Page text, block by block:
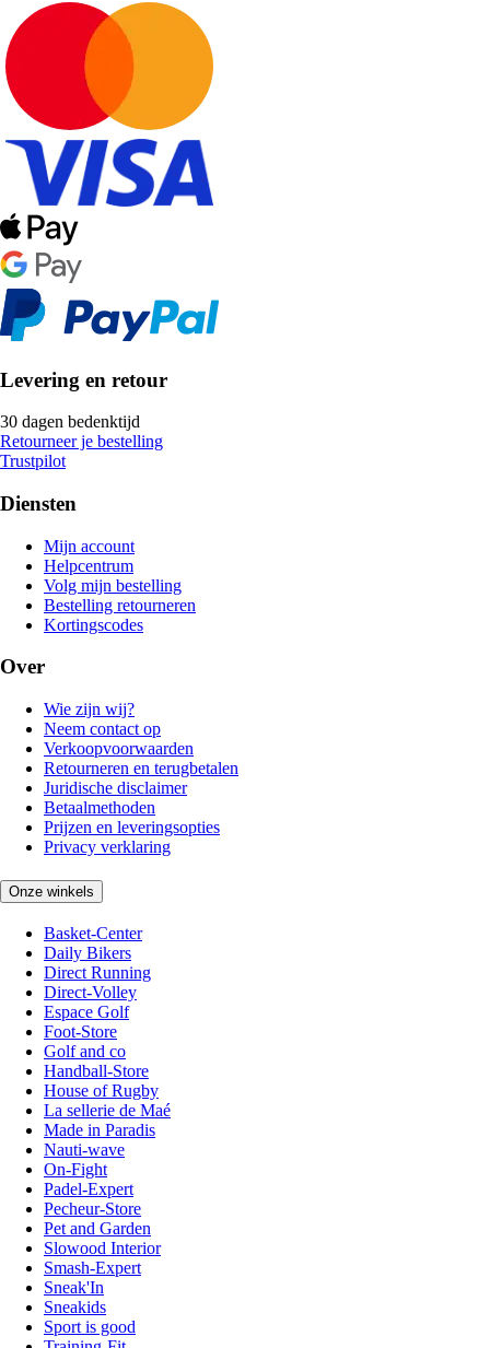
Levering en retour
30 dagen bedenktijd
Retourneer je bestelling
Trustpilot
Diensten
Mijn account
Helpcentrum
Volg mijn bestelling
Bestelling retourneren
Kortingscodes
Over
Wie zijn wij?
Neem contact op
Verkoopvoorwaarden
Retourneren en terugbetalen
Juridische disclaimer
Betaalmethoden
Prijzen en leveringsopties
Privacy verklaring
Onze winkels
Basket-Center
Daily Bikers
Direct Running
Direct-Volley
Espace Golf
Foot-Store
Golf and co
Handball-Store
House of Rugby
La sellerie de Maé
Made in Paradis
Nauti-wave
On-Fight
Padel-Expert
Pecheur-Store
Pet and Garden
Slowood Interior
Smash-Expert
Sneak'In
Sneakids
Sport is good